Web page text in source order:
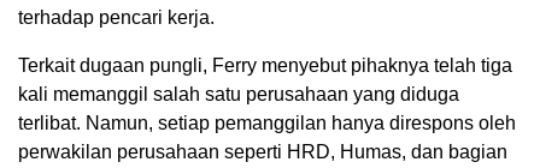
terhadap pencari kerja.
Terkait dugaan pungli, Ferry menyebut pihaknya telah tiga
kali memanggil salah satu perusahaan yang diduga
terlibat. Namun, setiap pemanggilan hanya direspons oleh
perwakilan perusahaan seperti HRD, Humas, dan bagian